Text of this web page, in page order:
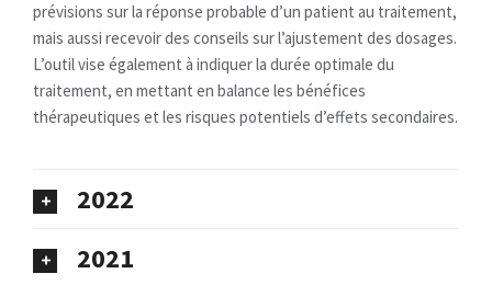
prévisions sur la réponse probable d’un patient au traitement,
mais aussi recevoir des conseils sur l’ajustement des dosages.
L’outil vise également à indiquer la durée optimale du
traitement, en mettant en balance les bénéfices
thérapeutiques et les risques potentiels d’effets secondaires.
2022
2021